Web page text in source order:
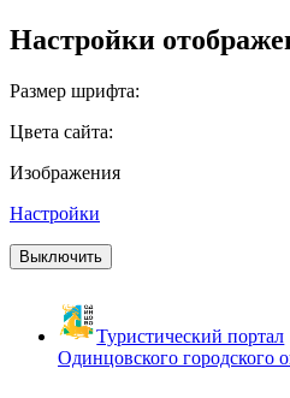
Настройки
Размер шрифта:
Цвета сайта:
Изображения
Настройки
Выключить
Туристический портал
Одинцовского городского